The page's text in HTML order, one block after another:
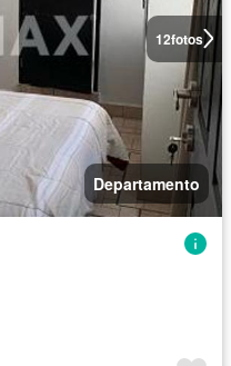
12fotos
Departamento